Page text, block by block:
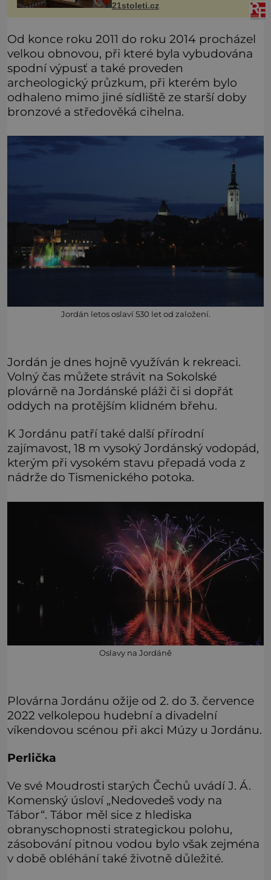
arzenál schopný zničit planetu
padesátkrát dokola, železná opona a
21stoleti.cz
Od konce roku 2011 do roku 2014 procházel
velkou obnovou, při které byla vybudována
spodní výpusť a také proveden
archeologický průzkum, při kterém bylo
odhaleno mimo jiné sídliště ze starší doby
bronzové a středověká cihelna.
Jordán letos oslaví 530 let od založení.
Jordán je dnes hojně využíván k rekreaci.
Volný čas můžete strávit na Sokolské
plovárně na Jordánské pláži či si dopřát
oddych na protějším klidném břehu.
K Jordánu patří také další přírodní
zajímavost, 18 m vysoký Jordánský vodopád,
kterým při vysokém stavu přepadá voda z
nádrže do Tismenického potoka.
Oslavy na Jordáně
Plovárna Jordánu ožije od 2. do 3. července
2022 velkolepou hudební a divadelní
víkendovou scénou při akci Múzy u Jordánu.
Perlička
Ve své Moudrosti starých Čechů uvádí J. Á.
Komenský úsloví „Nedovedeš vody na
Tábor“. Tábor měl sice z hlediska
obranyschopnosti strategickou polohu,
zásobování pitnou vodou bylo však zejména
v době obléhání také životně důležité.